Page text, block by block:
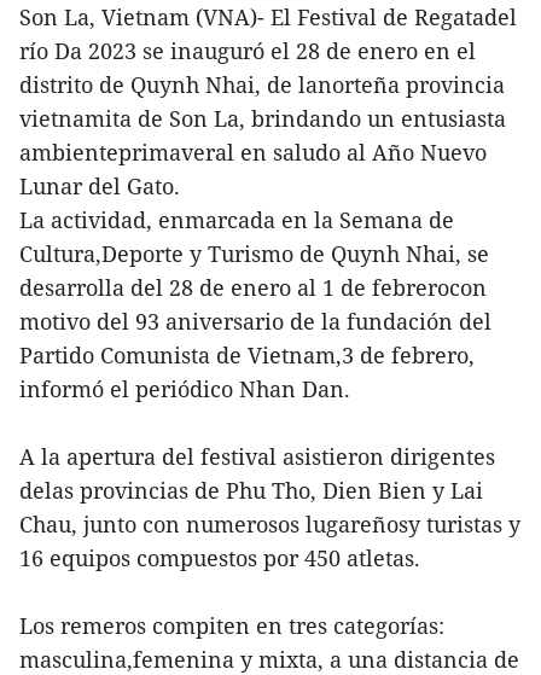
Son La, Vietnam (VNA)- El Festival de Regatadel
río Da 2023 se inauguró el 28 de enero en el
distrito de Quynh Nhai, de lanorteña provincia
vietnamita de Son La, brindando un entusiasta
ambienteprimaveral en saludo al Año Nuevo
Lunar del Gato.
La actividad, enmarcada en la Semana de
Cultura,Deporte y Turismo de Quynh Nhai, se
desarrolla del 28 de enero al 1 de febrerocon
motivo del 93 aniversario de la fundación del
Partido Comunista de Vietnam,3 de febrero,
informó el periódico Nhan Dan.
A la apertura del festival asistieron dirigentes
delas provincias de Phu Tho, Dien Bien y Lai
Chau, junto con numerosos lugareñosy turistas y
16 equipos compuestos por 450 atletas.
Los remeros compiten en tres categorías:
masculina,femenina y mixta, a una distancia de